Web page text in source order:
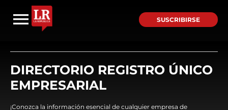
SUSCRIBIRSE
DIRECTORIO REGISTRO ÚNICO
EMPRESARIAL
¡Conozca la información esencial de cualquier empresa de